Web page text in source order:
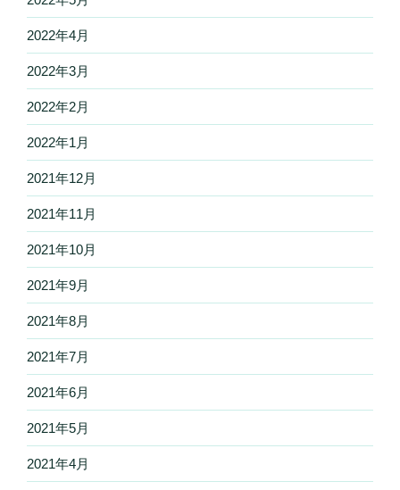
2022年4月
2022年3月
2022年2月
2022年1月
2021年12月
2021年11月
2021年10月
2021年9月
2021年8月
2021年7月
2021年6月
2021年5月
2021年4月